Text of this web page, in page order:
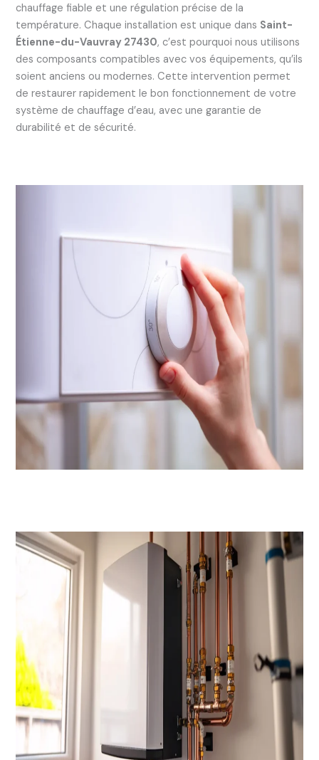
chauffage fiable et une régulation précise de la
température. Chaque installation est unique dans Saint-
Étienne-du-Vauvray 27430, c’est pourquoi nous utilisons
des composants compatibles avec vos équipements, qu’ils
soient anciens ou modernes. Cette intervention permet
de restaurer rapidement le bon fonctionnement de votre
système de chauffage d’eau, avec une garantie de
durabilité et de sécurité.